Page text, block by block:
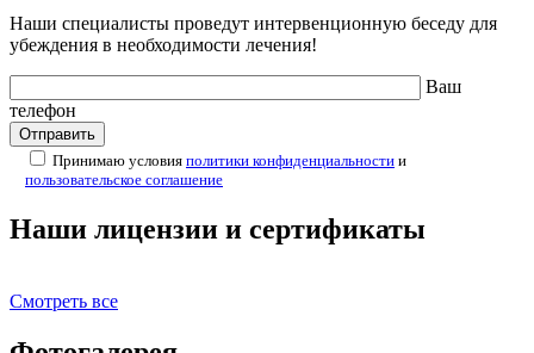
Наши специалисты проведут интервенционную беседу для
убеждения в необходимости лечения!
Ваш
телефон
Принимаю условия политики конфиденциальности и
пользовательское соглашение
Наши лицензии и сертификаты
Смотреть все